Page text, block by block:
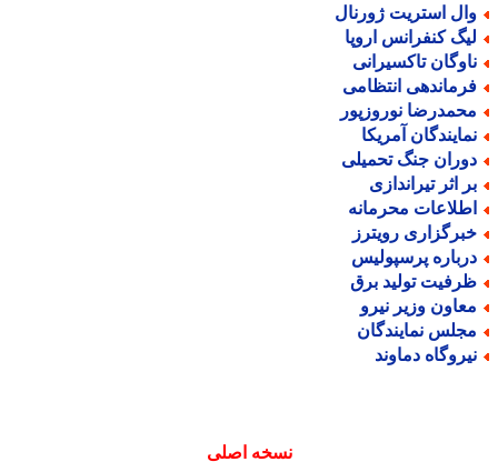
استریت ژورنال
کنفرانس اروپا
تاکسیرانی
انتظامی
نوروزپور
آمریکا
جنگ تحمیلی
اثر تیراندازی
محرمانه
رویترز
پرسپولیس
تولید برق
وزیر نیرو
نمایندگان
دماوند
نسخه اصلی